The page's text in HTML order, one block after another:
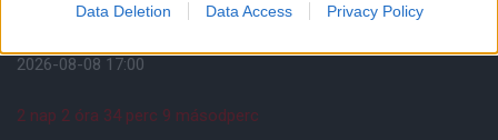
Data Deletion Data Access Privacy Policy
Felkészülési szezon 4. mérkőzés
2026-08-08 17:00
2 nap 2 óra 34 perc 8 másodperc